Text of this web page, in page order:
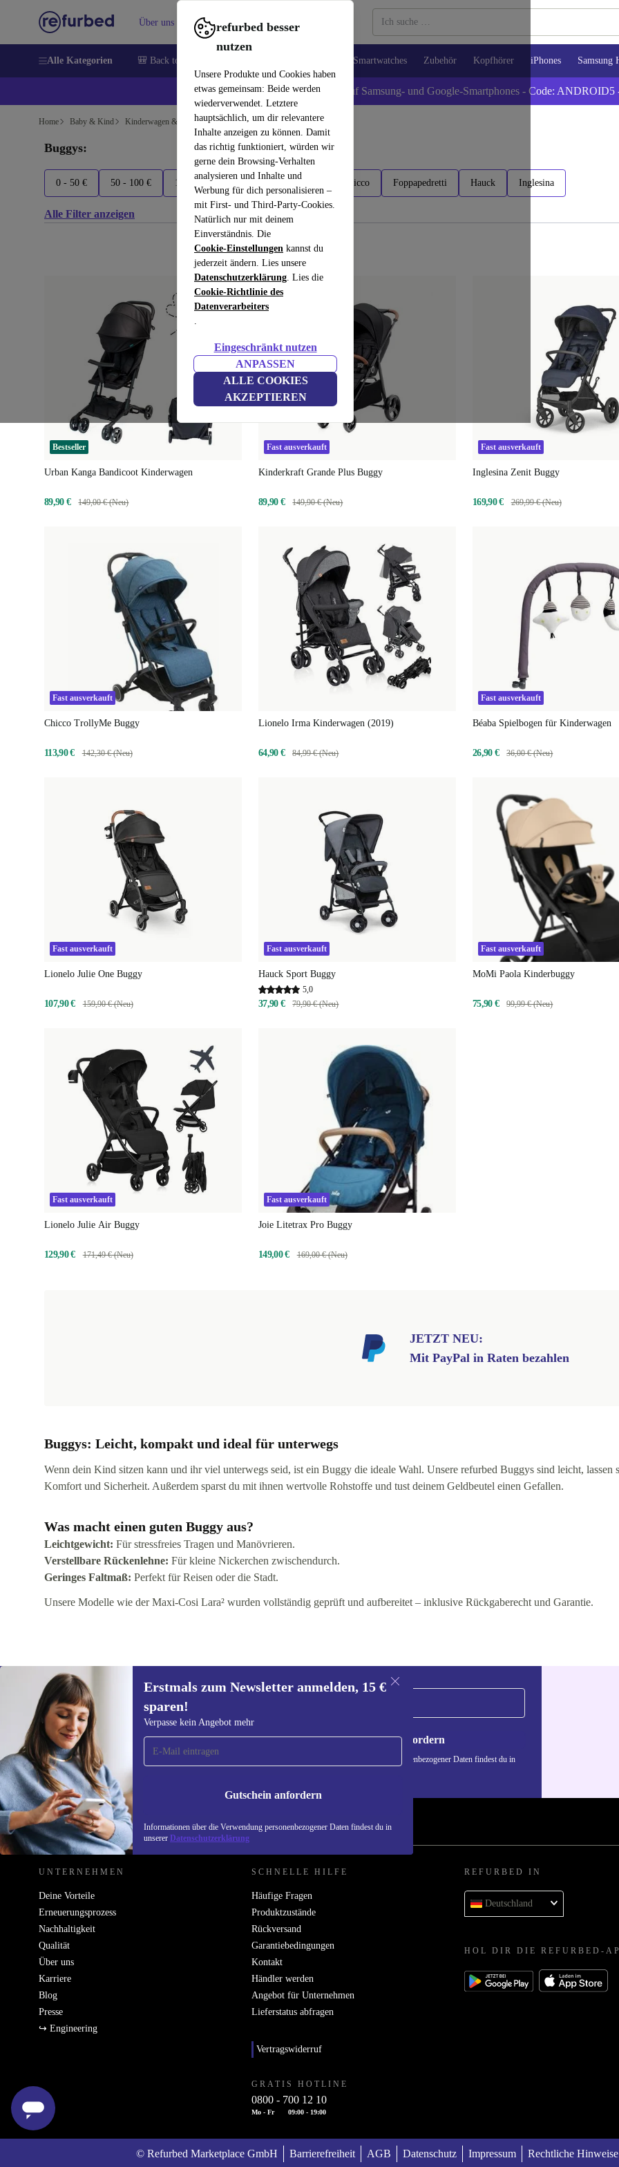
refurbed besser
nutzen
Unsere Produkte und Cookies haben
etwas gemeinsam: Beide werden
wiederverwendet. Letztere
hauptsächlich, um dir relevantere
Inhalte anzeigen zu können. Damit
das richtig funktioniert, würden wir
gerne dein Browsing-Verhalten
analysieren und Inhalte und
Werbung für dich personalisieren –
mit First- und Third-Party-Cookies.
Natürlich nur mit deinem
Einverständnis. Die
Cookie-Einstellungen kannst du
jederzeit ändern. Lies unsere
Datenschutzerklärung. Lies die
Cookie-Richtlinie des
Datenverarbeiters
.
Eingeschränkt nutzen
ANPASSEN
ALLE COOKIES
AKZEPTIEREN
Über uns Verkaufen Hilfe
Alle Kategorien 🎒 Back to school Smartwatches Zubehör Kopfhörer iPhones Samsung
💰 Extra -5% auf Samsung- und Google-Smartphones - Code:
Home Baby & Kind Kinderwagen & Buggys
Buggys:
0 - 50 € 50 - 100 € 100 - 150 € Chicco Foppapedretti Hauck Inglesina
Alle Filter anzeigen
Bestseller
Urban Kanga Bandicoot Kinderwagen
89,90 € 149,00 € (Neu)
Fast ausverkauft
Kinderkraft Grande Plus Buggy
89,90 € 149,90 € (Neu)
Fast ausverkauft
Inglesina Zenit Buggy
169,90 € 269,99 € (Neu)
Fast ausverkauft
Chicco TrollyMe Buggy
113,90 € 142,30 € (Neu)
Lionelo Irma Kinderwagen (2019)
64,90 € 84,99 € (Neu)
Fast ausverkauft
Béaba Spielbogen für Kinderwagen
26,90 € 36,00 € (Neu)
Fast ausverkauft
Lionelo Julie One Buggy
107,90 € 159,90 € (Neu)
Fast ausverkauft
Hauck Sport Buggy
5,0
37,90 € 79,90 € (Neu)
Fast ausverkauft
MoMi Paola Kinderbuggy
75,90 € 99,99 € (Neu)
Fast ausverkauft
Lionelo Julie Air Buggy
129,90 € 171,49 € (Neu)
Fast ausverkauft
Joie Litetrax Pro Buggy
149,00 € 169,00 € (Neu)
JETZT NEU:
Mit PayPal in Raten bezahlen
Buggys: Leicht, kompakt und ideal für unterwegs
Wenn dein Kind sitzen kann und ihr viel unterwegs seid, ist ein Buggy die ideale Wahl. Unsere refurbed Buggys sind leicht, lassen
Komfort und Sicherheit. Außerdem sparst du mit ihnen wertvolle Rohstoffe und tust deinem Geldbeutel einen Gefallen.
Was macht einen guten Buggy aus?
Leichtgewicht: Für stressfreies Tragen und Manövrieren.
Verstellbare Rückenlehne: Für kleine Nickerchen zwischendurch.
Geringes Faltmaß: Perfekt für Reisen oder die Stadt.
Unsere Modelle wie der Maxi-Cosi Lara² wurden vollständig geprüft und aufbereitet – inklusive Rückgaberecht und Garantie.
Erstmals zum Newsletter anmelden, 15 €
sparen!
Verpasse kein Angebot mehr
Gutschein anfordern
Informationen über die Verwendung personenbezogener Daten findest du in
unserer Datenschutzerklärung
Erstmals zum Newsletter
anmelden, 15 € sparen!
Verpasse kein Angebot mehr.
Gutschein anfordern
Informationen über die Verwendung personenbezogener Daten findest du in
REFURBED DEUTSCHLAND - RETHINK NEW.
UNTERNEHMEN
Deine Vorteile
Erneuerungsprozess
Nachhaltigkeit
Qualität
Über uns
Karriere
Blog
Presse
↪ Engineering
SCHNELLE HILFE
Häufige Fragen
Produktzustände
Rückversand
Garantiebedingungen
Kontakt
Händler werden
Angebot für Unternehmen
Lieferstatus abfragen
Vertragswiderruf
GRATIS HOTLINE
0800 - 700 12 10
Mo - Fr 09:00 - 19:00
REFURBED IN
Deutschland
HOL DIR DIE REFURBED-
© Refurbed Marketplace GmbH Barrierefreiheit AGB Datenschutz Impressum Rechtliche Hinweise